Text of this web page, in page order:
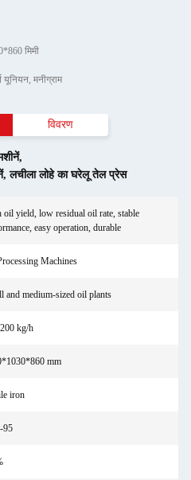
मिमी
यूनियन, मनीग्राम
विवरण
,
,लचीला लोहे का घरेलू तेल प्रेस
oil yield, low residual oil rate, stable
easy operation, durable
Machines
and medium-sized oil plants
kg/h
mm
iron
95